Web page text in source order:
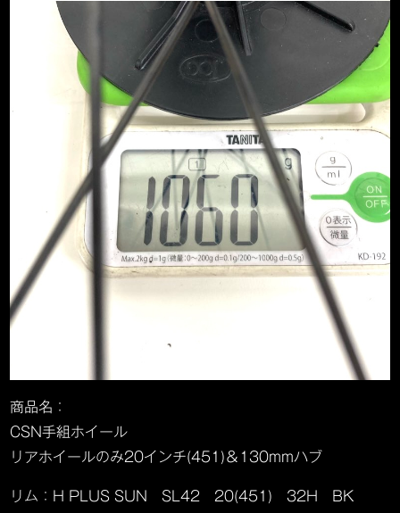
商品名：
CSN手組ホイール
リアホイールのみ20インチ(451)＆130mmハブ
リム：H PLUS SUN SL42 20(451) 32H BK